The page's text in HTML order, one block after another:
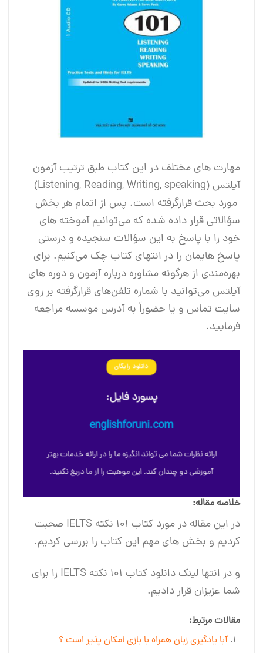
مهارت‌ های مختلف در این کتاب طبق ترتیب آزمون
آیلتس (Listening, Reading, Writing, speaking)
مورد بحث قرارگرفته است. پس از اتمام هر بخش
سؤالاتی قرار داده‌ شده که می‌توانیم آموخته‌ های
خود را با پاسخ به این سؤالات سنجیده و درستی
پاسخ‌ هایمان را در انتهای کتاب چک می‌کنیم. برای
بهره‌مندی از هرگونه مشاوره در‌باره آزمون و دوره‌ های
آیلتس می‌توانید با شماره تلفن‌های قرارگرفته بر روی
سایت تماس و یا حضوراً به آدرس موسسه مراجعه
فرمایید.
دانلود رایگان
پسورد فایل:
englishforuni.com
ارائه نظرات شما می تواند انگیزه ما را در ارائه خدمات بهتر
آموزشی دو چندان کند. این موهبت را از ما دریغ نکنید.
خلاصه مقاله:
در این مقاله در مورد کتاب 101 نکته IELTS صحبت
کردیم و بخش های مهم این کتاب را بررسی کردیم.
و در انتها لینک دانلود کتاب 101 نکته IELTS را برای
شما عزیزان قرار دادیم.
مقالات مرتبط:
آبا یادگیری زبان همراه با بازی امکان پذیر است ؟